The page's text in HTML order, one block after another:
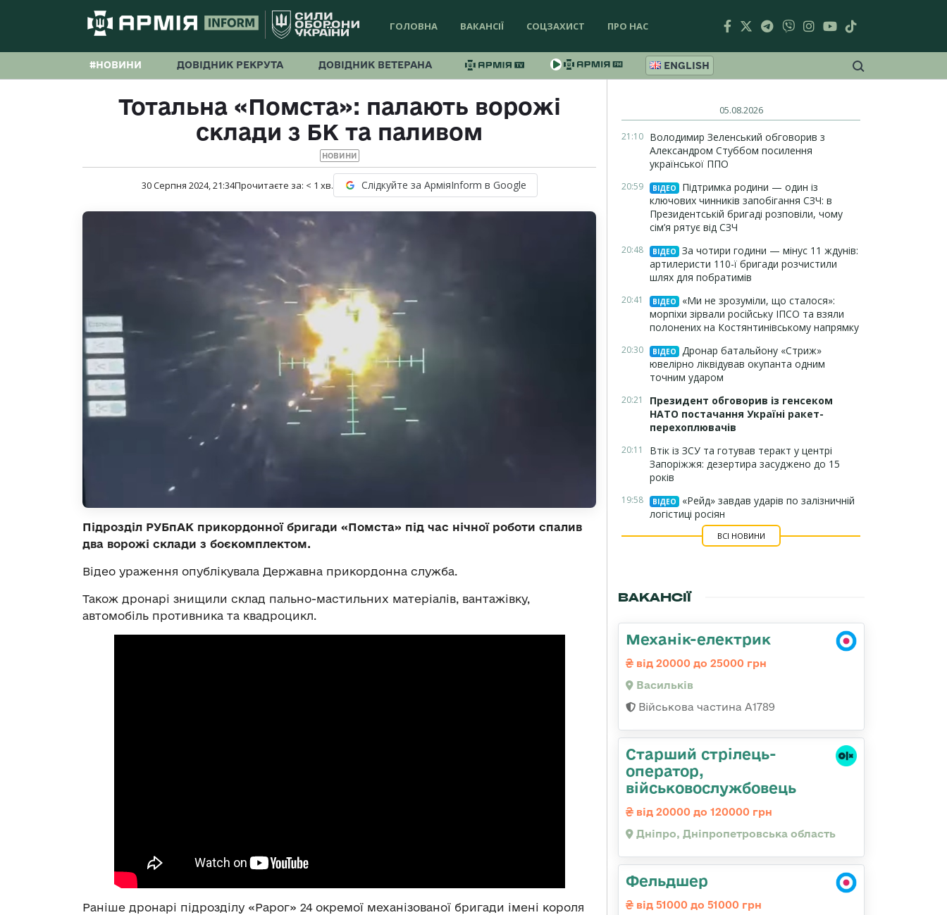
ГОЛОВНА ВАКАНСІЇ СОЦЗАХИСТ ПРО НАС
#НОВИНИ ДОВІДНИК РЕКРУТА ДОВІДНИК ВЕТЕРАНА ENGLISH
Тотальна «Помста»: палають ворожі
склади з БК та паливом
НОВИНИ
30 Серпня 2024, 21:34Прочитаєте за: < 1 хв. Слідкуйте за АрміяInform в Google
Підрозділ РУБпАК прикордонної бригади «Помста» під час нічної роботи спалив
два ворожі склади з боєкомплектом.
Відео ураження опублікувала Державна прикордонна служба.
Також дронарі знищили склад пально-мастильних матеріалів, вантажівку,
автомобіль противника та квадроцикл.
Раніше дронарі підрозділу «Рарог» 24 окремої механізованої бригади імені короля
05.08.2026
21:10 Володимир Зеленський обговорив з
Александром Стуббом посилення
української ППО
20:59 ВІДЕО
Підтримка родини — один із
ключових чинників запобігання СЗЧ: в
Президентській бригаді розповіли, чому
сім’я рятує від СЗЧ
20:48 ВІДЕО
За чотири години — мінус 11 ждунів:
артилеристи 110-ї бригади розчистили
шлях для побратимів
20:41 ВІДЕО
«Ми не зрозуміли, що сталося»:
морпіхи зірвали російську ІПСО та взяли
полонених на Костянтинівському напрямку
20:30 ВІДЕО
Дронар батальйону «Стриж»
ювелірно ліквідував окупанта одним
точним ударом
20:21
Президент обговорив із генсеком
НАТО постачання Україні ракет-
перехоплювачів
20:11
Втік із ЗСУ та готував теракт у центрі
Запоріжжя: дезертира засуджено до 15
років
19:58 ВІДЕО
«Рейд» завдав ударів по залізничній
логістиці росіян
ВСІ НОВИНИ
ВАКАНСІЇ
Механік-електрик
від 20000 до 25000 грн
Васильків
Військова частина А1789
Старший стрілець-
оператор,
військовослужбовець
від 20000 до 120000 грн
Дніпро, Дніпропетровська область
Фельдшер
від 51000 до 51000 грн